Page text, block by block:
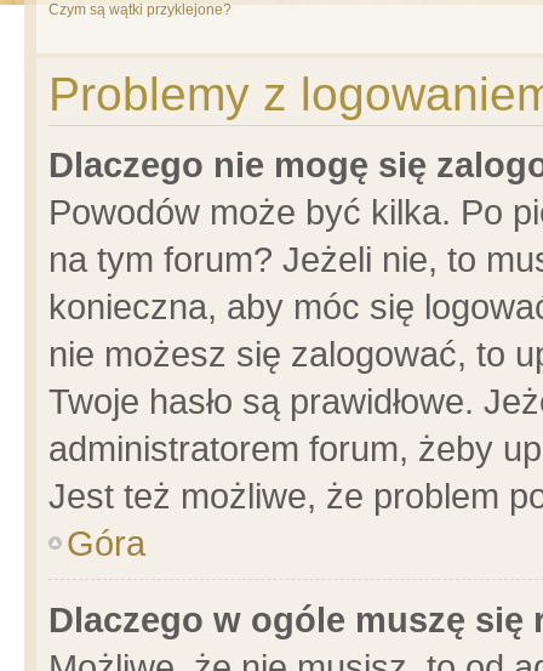
Czym są wątki przyklejone?
Problemy z
Dlaczego nie mogę się
Powodów może być kilka. Po
na tym forum? Jeżeli nie, to
konieczna, aby móc się
nie możesz się zalogować, to
Twoje hasło są prawidłowe.
administratorem forum, żeby
Jest też możliwe, że problem
Góra
Dlaczego w ogóle muszę się